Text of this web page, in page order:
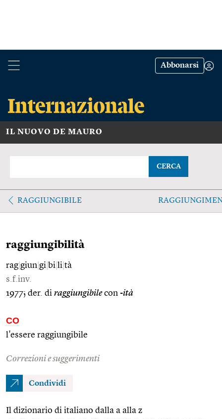
Abbonarsi
IL NUOVO DE MAURO
CERCA
RAGGIUNGIBILE
raggiungibilità
rag giun gi bi li tà
s.f.inv.
1977; der. di raggiungibilecon -ità
CO
l'essere raggiungibile
Correzioni e suggerimenti
Condividi
Il dizionario di italiano dalla a alla z